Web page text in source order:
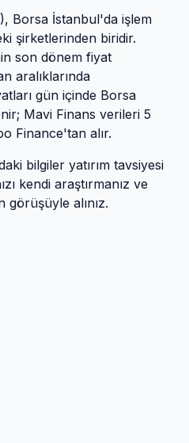
), Borsa İstanbul'da işlem
şirketlerinden biridir.
son dönem fiyat
aralıklarında
gün içinde Borsa
Mavi Finans verileri 5
Finance'tan alır.
bilgiler yatırım tavsiyesi
kendi araştırmanız ve
alınız.